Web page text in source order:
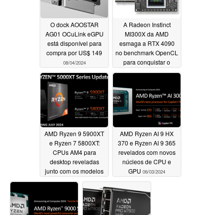
O dock AOOSTAR
AG01 OCuLink eGPU
está disponível para
compra por US$ 149
08/04/2024
A Radeon Instinct
MI300X da AMD
esmaga a RTX 4090
no benchmark OpenCL
para conquistar o
primeiro lugar, mas os
relaxar06/18/2024
AMD Ryzen 9 5900XT
e Ryzen 7 5800XT:
CPUs AM4 para
desktop reveladas
junto com os modelos
Zen 5 de última
06/03/2024
AMD Ryzen AI 9 HX
370 e Ryzen AI 9 365
revelados com novos
núcleos de CPU e
GPU 06/03/2024